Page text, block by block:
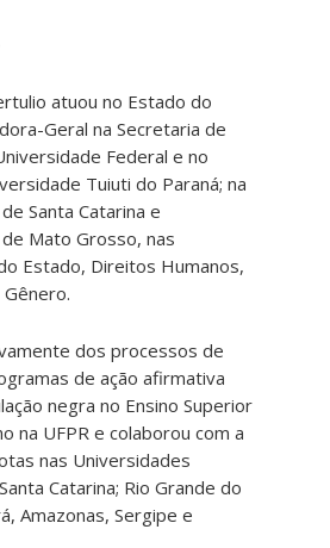
atuou no Estado do
Geral na Secretaria de
Federal e no
Tuiuti do Paraná; na
Santa Catarina e
Mato Grosso, nas
Estado, Direitos Humanos,
dos processos de
de ação afirmativa
negra no Ensino Superior
na UFPR e colaborou com a
nas Universidades
Catarina; Rio Grande do
Amazonas, Sergipe e